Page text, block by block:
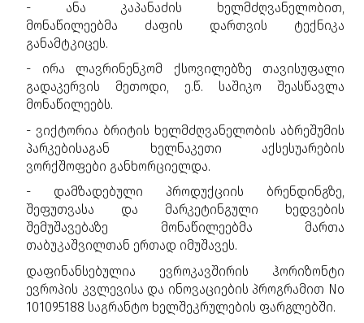
- ანა კაპანაძის ხელმძღვანელობით,
მონაწილეებმა ძაფის დართვის ტექნიკა
განამტკიცეს.
- ირა ლავრინენკომ ქსოვილებზე თავისუფალი
გადაკერვის მეთოდი, ე.წ. საშიკო შეასწავლა
მონაწილეებს.
- ვიქტორია ბრიტის ხელმძღვანელობის აბრეშუმის
პარკებისაგან ხელნაკეთი აქსესუარების
ვორქშოფები განხორციელდა.
- დამზადებული პროდუქციის ბრენდინგზე,
შეფუთვასა და მარკეტინგული ხედვების
შემუშავებაზე მონაწილეებმა მართა
თაბუკაშვილთან ერთად იმუშავეს.
დაფინანსებულია ევროკავშირის ჰორიზონტი
ევროპის კვლევისა და ინოვაციების პროგრამით No
101095188 საგრანტო ხელშეკრულების ფარგლებში.